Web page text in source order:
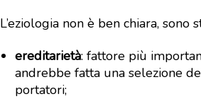
L’eziologia non è ben chiara,
ereditarietà: fattore più
andrebbe fatta una selezione
portatori;